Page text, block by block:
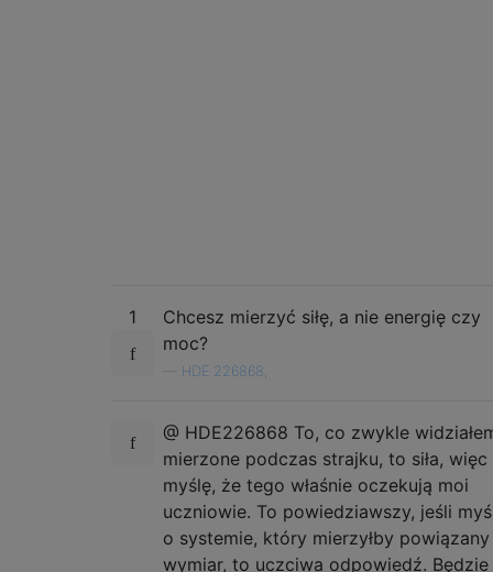
1
Chcesz mierzyć siłę, a nie energię czy
moc?
HDE 226868,
@ HDE226868 To, co zwykle
mierzone podczas strajku, to siła, więc
myślę, że tego właśnie oczekują moi
uczniowie. To powiedziawszy, jeśli
o systemie, który mierzyłby powiązany
wymiar, to uczciwa odpowiedź. Będzie